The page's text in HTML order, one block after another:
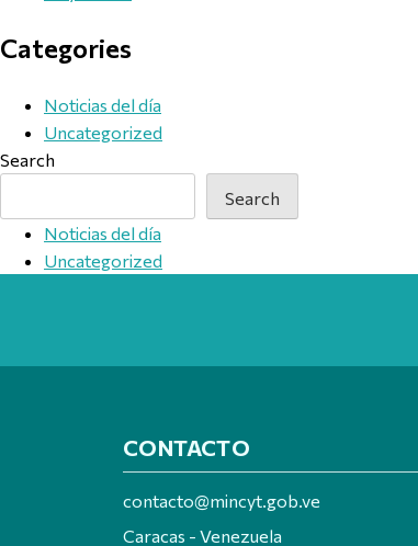
Categories
Noticias del día
Uncategorized
Search
Search
Noticias del día
Uncategorized
CONTACTO
contacto@mincyt.gob.ve
Caracas - Venezuela